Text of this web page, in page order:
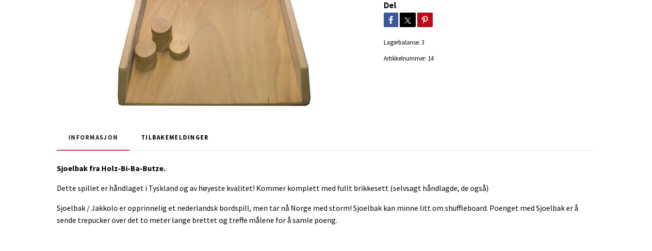
Del
Lagerbalanse: 3
Artikkelnummer: 14
INFORMASJON TILBAKEMELDINGER
Sjoelbak fra Holz-Bi-Ba-Butze.
Dette spillet er håndlaget i Tyskland og av høyeste kvalitet! Kommer komplett med fullt brikkesett (selvsagt håndlagde, de også)
Sjoelbak / Jakkolo er opprinnelig et nederlandsk bordspill, men tar nå Norge med storm! Sjoelbak kan minne litt om shuffleboard. Poenget med Sjoelbak er å
sende trepucker over det to meter lange brettet og treffe målene for å samle poeng.